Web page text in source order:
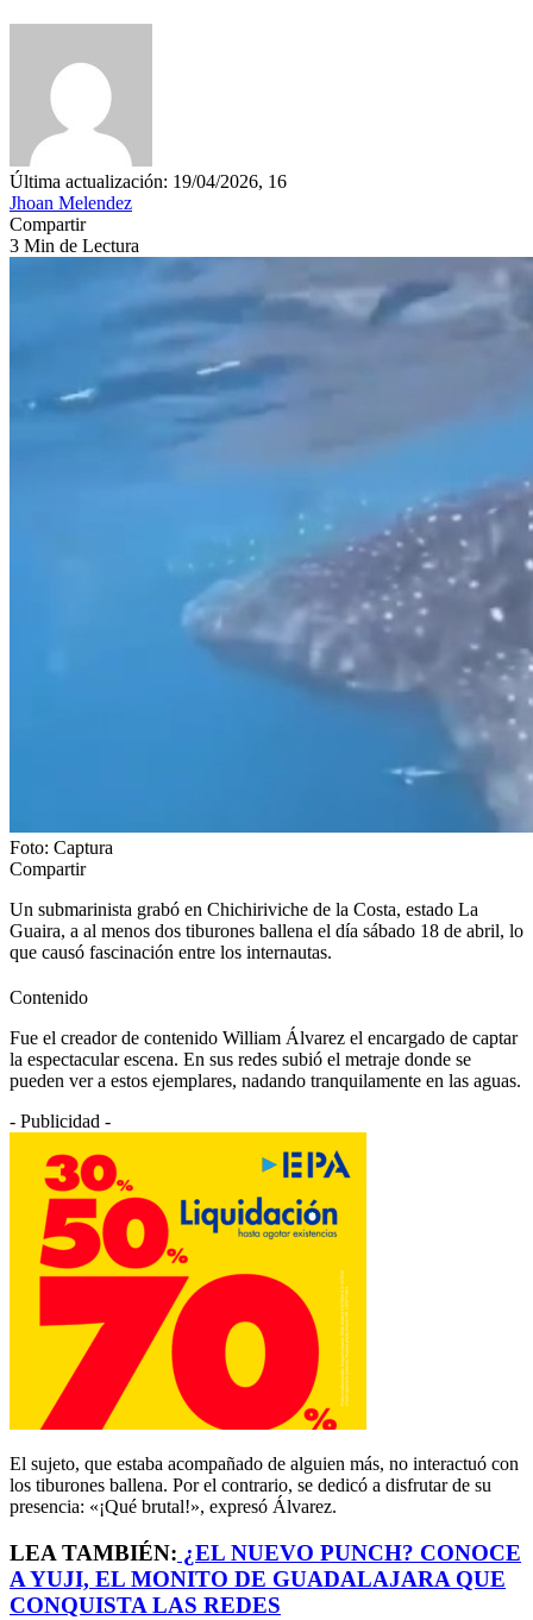
Última actualización: 19/04/2026, 16
Jhoan Melendez
Compartir
3 Min de Lectura
Foto: Captura
Compartir
Un submarinista grabó en Chichiriviche de la Costa, estado La
Guaira, a al menos dos tiburones ballena el día sábado 18 de abril, lo
que causó fascinación entre los internautas.
Contenido
Fue el creador de contenido William Álvarez el encargado de captar
la espectacular escena. En sus redes subió el metraje donde se
pueden ver a estos ejemplares, nadando tranquilamente en las aguas.
- Publicidad -
El sujeto, que estaba acompañado de alguien más, no interactuó con
los tiburones ballena. Por el contrario, se dedicó a disfrutar de su
presencia: «¡Qué brutal!», expresó Álvarez.
LEA TAMBIÉN: ¿EL NUEVO PUNCH? CONOCE
A YUJI, EL MONITO DE GUADALAJARA QUE
CONQUISTA LAS REDES